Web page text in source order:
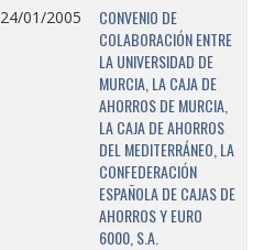
24/01/2005
CONVENIO DE
COLABORACIÓN ENTRE
LA UNIVERSIDAD DE
MURCIA, LA CAJA DE
AHORROS DE MURCIA,
LA CAJA DE AHORROS
DEL MEDITERRÁNEO, LA
CONFEDERACIÓN
ESPAÑOLA DE CAJAS DE
AHORROS Y EURO
6000, S.A.